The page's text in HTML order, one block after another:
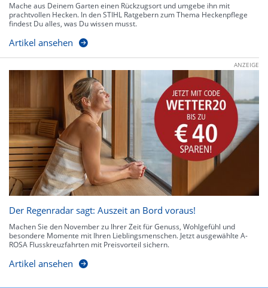
Mache aus Deinem Garten einen Rückzugsort und umgebe ihn mit
prachtvollen Hecken. In den STIHL Ratgebern zum Thema Heckenpflege
findest Du alles, was Du wissen musst.
Artikel ansehen
ANZEIGE
Der Regenradar sagt: Auszeit an Bord voraus!
Machen Sie den November zu Ihrer Zeit für Genuss, Wohlgefühl und
besondere Momente mit Ihren Lieblingsmenschen. Jetzt ausgewählte A-
ROSA Flusskreuzfahrten mit Preisvorteil sichern.
Artikel ansehen